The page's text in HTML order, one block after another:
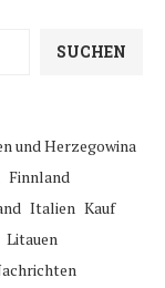
SUCHEN
und Herzegowina
Finnland
Italien Kauf
Litauen